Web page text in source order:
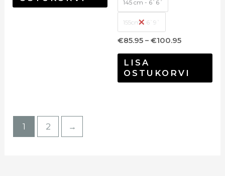
145 cm - 6`6´
155cm - 6`9`
€85.95 – €100.95
LISA
OSTUKORVI
1 2 →